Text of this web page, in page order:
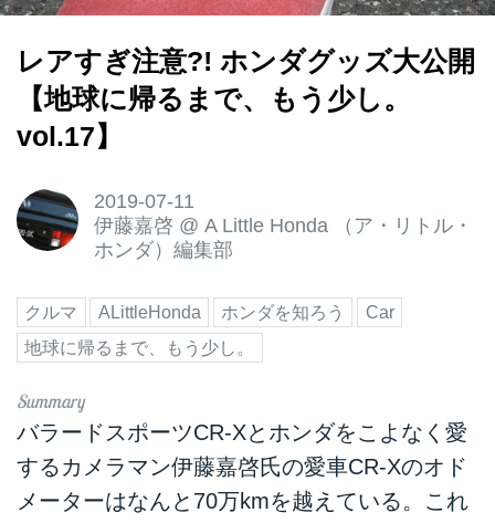
レアすぎ注意?! ホンダグッズ大公開
【地球に帰るまで、もう少し。
vol.17】
2019-07-11
伊藤嘉啓 @ A Little Honda （ア・リトル・
ホンダ）編集部
クルマ ALittleHonda ホンダを知ろう
Car
地球に帰るまで、もう少し。
バラードスポーツCR-Xとホンダをこよなく愛
するカメラマン伊藤嘉啓氏の愛車CR-Xのオド
メーターはなんと70万kmを越えている。これ